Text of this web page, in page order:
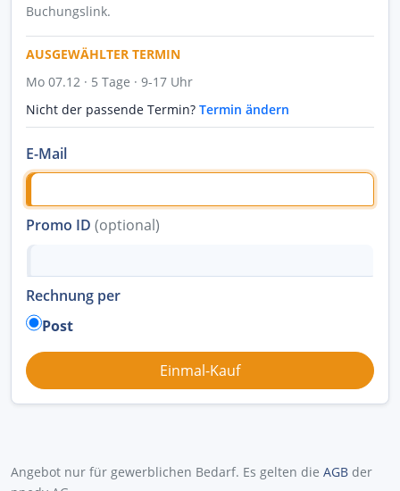
Buchungslink.
AUSGEWÄHLTER TERMIN
Mo 07.12 · 5 Tage · 9-17 Uhr
Nicht der passende Termin? Termin ändern
E-Mail
Promo ID (optional)
Rechnung per
Post
Angebot nur für gewerblichen Bedarf. Es gelten die AGB der